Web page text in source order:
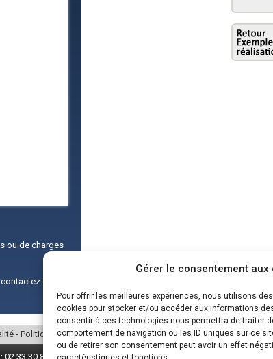
Gérer le consentement aux
Pour offrir les meilleures expériences, nous utilisons
cookies pour stocker et/ou accéder aux informations
consentir à ces technologies nous permettra de traiter
comportement de navigation ou les ID uniques sur ce
ou de retirer son consentement peut avoir un effet
ou de charges
nous
- Politique de cookies
02 33 30 83 92 - Mail : manusur@manusur.com – www.manusur.com